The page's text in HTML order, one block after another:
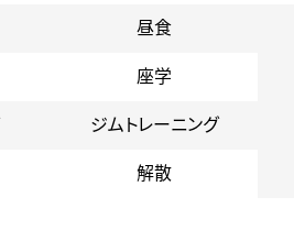
昼食
座学
ジムトレーニング
解散